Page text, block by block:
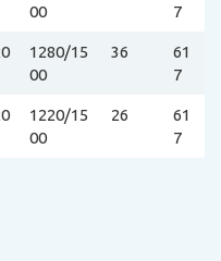
00
7
1280/15
00
36
61
7
1220/15
00
26
61
7